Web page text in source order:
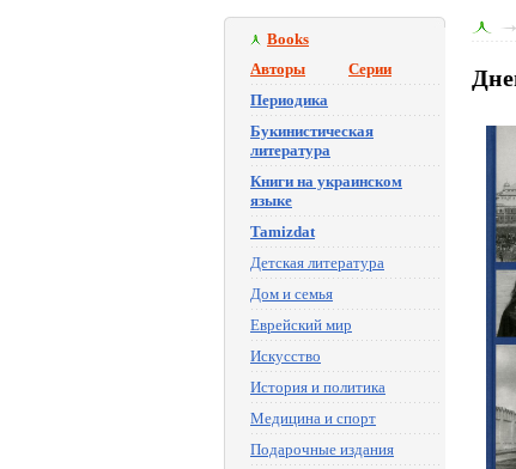
Books
Авторы
Серии
Периодика
Букинистическая
литература
Книги на украинском
языке
Tamizdat
Детская литература
Дом и семья
Еврейский мир
Искусство
История и политика
Медицина и спорт
Подарочные издания